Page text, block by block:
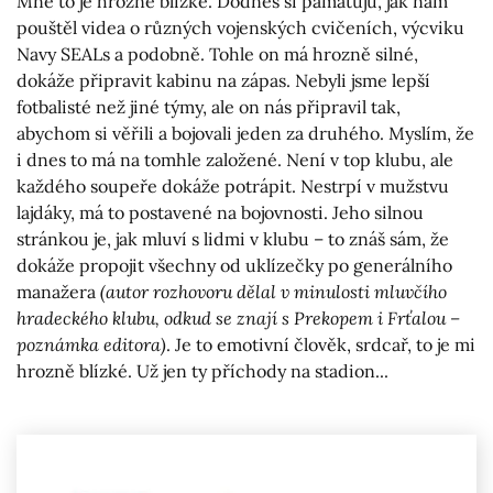
pouštěl videa o různých vojenských cvičeních, výcviku
Navy SEALs a podobně. Tohle on má hrozně silné,
dokáže připravit kabinu na zápas. Nebyli jsme lepší
fotbalisté než jiné týmy, ale on nás připravil tak,
abychom si věřili a bojovali jeden za druhého. Myslím, že
i dnes to má na tomhle založené. Není v top klubu, ale
každého soupeře dokáže potrápit. Nestrpí v mužstvu
lajdáky, má to postavené na bojovnosti. Jeho silnou
stránkou je, jak mluví s lidmi v klubu – to znáš sám, že
dokáže propojit všechny od uklízečky po generálního
manažera (autor rozhovoru dělal v minulosti mluvčího
hradeckého klubu, odkud se znají s Prekopem i Frťalou –
poznámka editora). Je to emotivní člověk, srdcař, to je mi
hrozně blízké. Už jen ty příchody na stadion...